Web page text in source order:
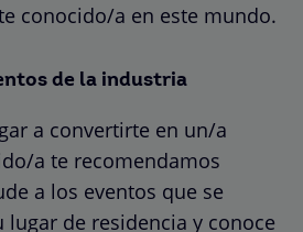
conocido/a en este mundo.
de la industria
a convertirte en un/a
a te recomendamos
a los eventos que se
lugar de residencia y conoce